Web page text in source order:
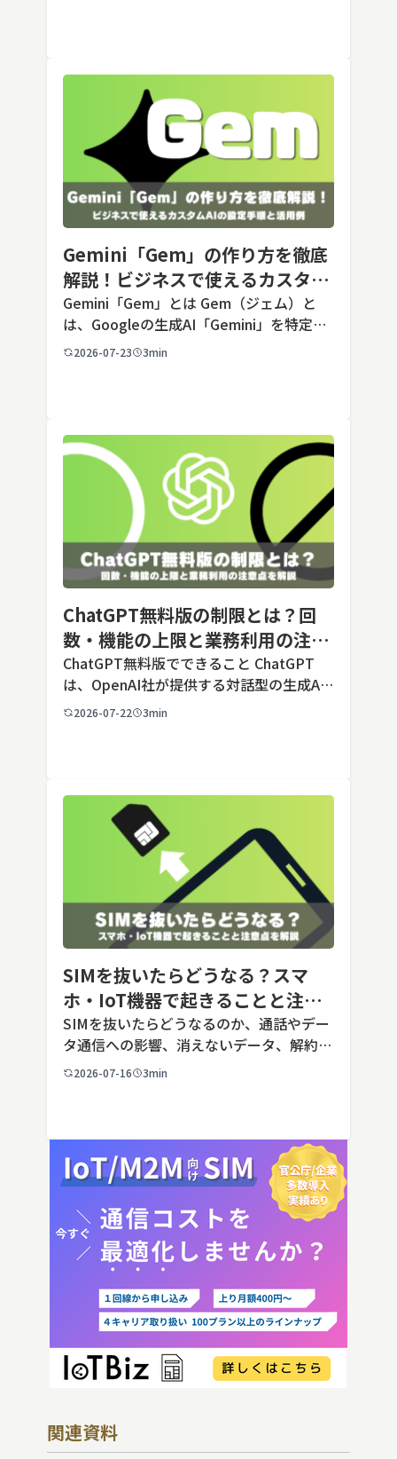
Gemini「Gem」の作り方を徹底
解説！ビジネスで使えるカスタム
AIの設定手順と活用例
Gemini「Gem」とは Gem（ジェム）と
は、Googleの生成AI「Gemini」を特定の
用途に合わせてカスタマイズできる機能で
2026-07-23 3min
ChatGPT無料版の制限とは？回
数・機能の上限と業務利用の注意
点を解説【2026年最新】
ChatGPT無料版でできること ChatGPT
は、OpenAI社が提供する対話型の生成AI
サービスです。アカウントを登録すれば無
2026-07-22 3min
SIMを抜いたらどうなる？スマ
ホ・IoT機器で起きることと注意
点を解説
SIMを抜いたらどうなるのか、通話やデー
タ通信への影響、消えないデータ、解約や
端末譲渡時の注意点を整理。さらに法人・
2026-07-16 3min
関連資料